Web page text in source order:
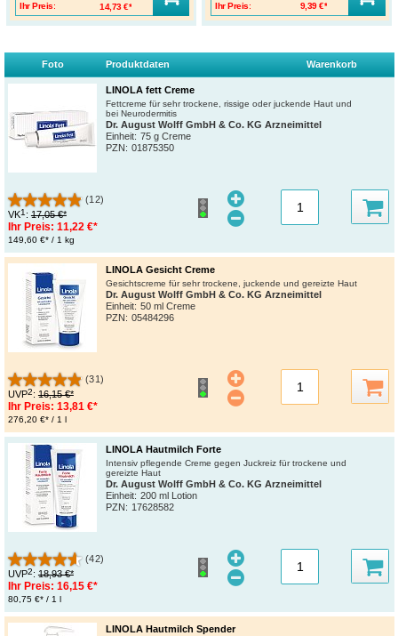
Ihr Preis:
14,73 €*
Ihr Preis:
9,39 €*
Foto Produktdaten Warenkorb
LINOLA fett Creme
Fettcreme für sehr trockene, rissige oder juckende Haut und
bei Neurodermitis
Dr. August Wolff GmbH & Co. KG Arzneimittel
Einheit: 75 g Creme
PZN: 01875350
(12)
VK1 : 17,05 €*
Ihr Preis: 11,22 €*
149,60 €* / 1 kg
LINOLA Gesicht Creme
Gesichtscreme für sehr trockene, juckende und gereizte Haut
Dr. August Wolff GmbH & Co. KG Arzneimittel
Einheit: 50 ml Creme
PZN: 05484296
(31)
UVP2: 16,15 €*
Ihr Preis: 13,81 €*
276,20 €* / 1 l
LINOLA Hautmilch Forte
Intensiv pflegende Creme gegen Juckreiz für trockene und
gereizte Haut
Dr. August Wolff GmbH & Co. KG Arzneimittel
Einheit: 200 ml Lotion
PZN: 17628582
(42)
UVP2: 18,93 €*
Ihr Preis: 16,15 €*
80,75 €* / 1 l
LINOLA Hautmilch Spender